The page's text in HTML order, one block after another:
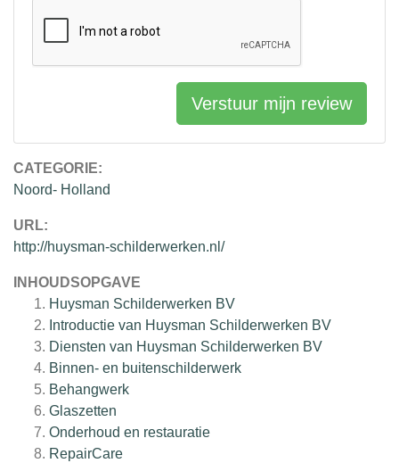
CATEGORIE:
Noord- Holland
URL:
http://huysman-schilderwerken.nl/
INHOUDSOPGAVE
Huysman Schilderwerken BV
Introductie van Huysman Schilderwerken BV
Diensten van Huysman Schilderwerken BV
Binnen- en buitenschilderwerk
Behangwerk
Glaszetten
Onderhoud en restauratie
RepairCare
Verstuur mijn review